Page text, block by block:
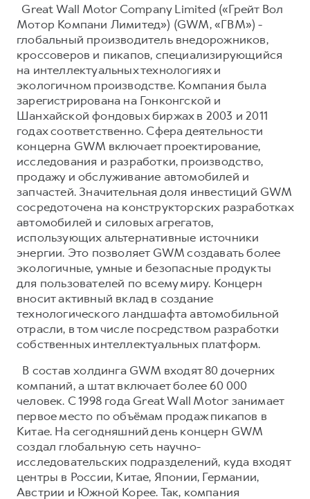
Great Wall Motor Company Limited («Грейт Вол
Мотор Компани Лимитед») (GWM, «ГВМ») -
глобальный производитель внедорожников,
кроссоверов и пикапов, специализирующийся
на интеллектуальных технологиях и
экологичном производстве. Компания была
зарегистрирована на Гонконгской и
Шанхайской фондовых биржах в 2003 и 2011
годах соответственно. Сфера деятельности
концерна GWM включает проектирование,
исследования и разработки, производство,
продажу и обслуживание автомобилей и
запчастей. Значительная доля инвестиций GWM
сосредоточена на конструкторских разработках
автомобилей и силовых агрегатов,
использующих альтернативные источники
энергии. Это позволяет GWM создавать более
экологичные, умные и безопасные продукты
для пользователей по всему миру. Концерн
вносит активный вклад в создание
технологического ландшафта автомобильной
отрасли, в том числе посредством разработки
собственных интеллектуальных платформ.
В состав холдинга GWM входят 80 дочерних
компаний, а штат включает более 60 000
человек. С 1998 года Great Wall Motor занимает
первое место по объёмам продаж пикапов в
Китае. На сегодняшний день концерн GWM
создал глобальную сеть научно-
исследовательских подразделений, куда входят
центры в России, Китае, Японии, Германии,
Австрии и Южной Корее. Так, компания